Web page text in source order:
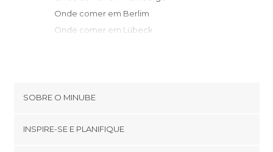
Onde comer em Berlim
Onde comer em Lübeck
Onde comer em Dresden
Onde comer em Colônia
SOBRE O MINUBE
INSPIRE-SE E PLANIFIQUE